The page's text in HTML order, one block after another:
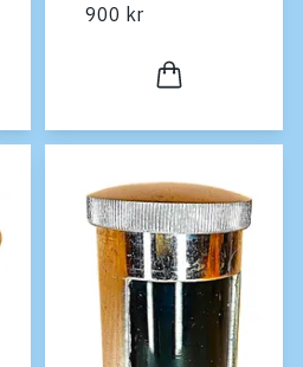
900 kr